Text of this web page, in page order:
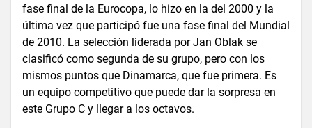
fase final de la Eurocopa, lo hizo en la del 2000 y la
última vez que participó fue una fase final del Mundial
de 2010. La selección liderada por Jan Oblak se
clasificó como segunda de su grupo, pero con los
mismos puntos que Dinamarca, que fue primera. Es
un equipo competitivo que puede dar la sorpresa en
este Grupo C y llegar a los octavos.